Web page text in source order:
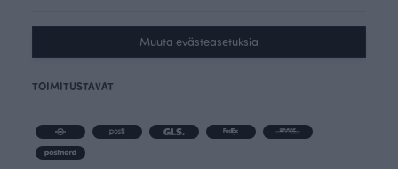
Muuta evästeasetuksia
TOIMITUSTAVAT